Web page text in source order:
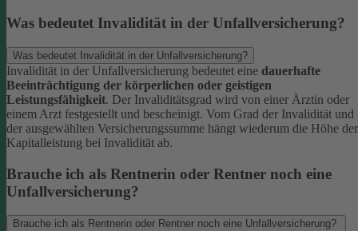
Was bedeutet Invalidität in der Unfallversicherung?
Was bedeutet Invalidität in der Unfallversicherung?
Invalidität in der Unfallversicherung bedeutet eine dauerhafte
Beeinträchtigung der körperlichen oder geistigen
Leistungsfähigkeit. Der Invaliditätsgrad wird von einer Ärztin oder
einem Arzt festgestellt und bescheinigt. Vom Grad der Invalidität und
der ausgewählten Versicherungssumme hängt wiederum die Höhe der
Kapitalleistung bei Invalidität ab.
Brauche ich als Rentnerin oder Rentner noch eine
Unfallversicherung?
Brauche ich als Rentnerin oder Rentner noch eine Unfallversicherung?